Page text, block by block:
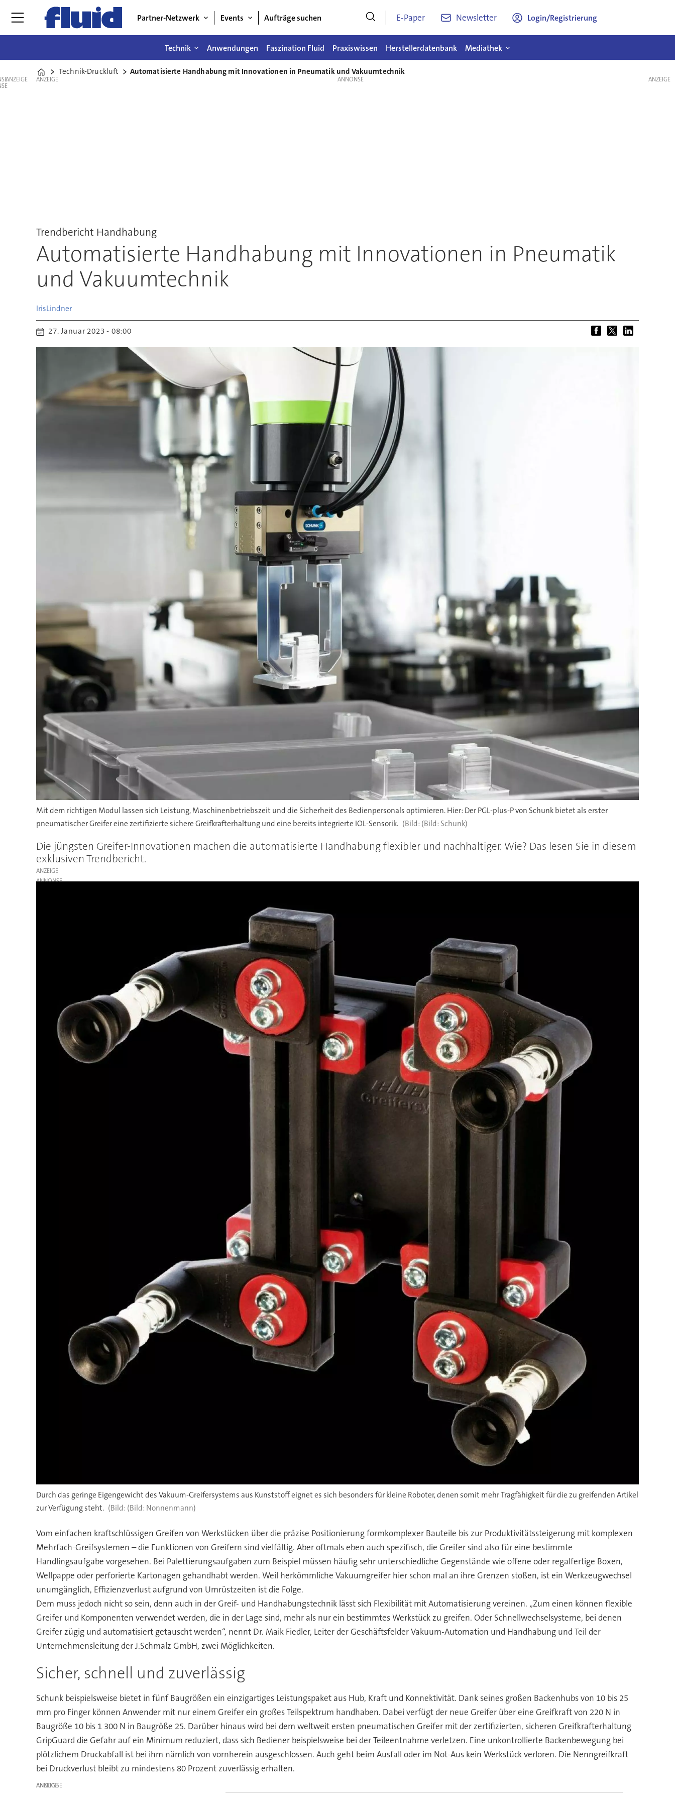
Partner-Netzwerk Events Aufträge suchen E-Paper Newsletter Login/Registrierung
Technik Anwendungen Faszination Fluid Praxiswissen Herstellerdatenbank Mediathek
Home
Technik-Druckluft Automatisierte Handhabung mit Innovationen in Pneumatik und Vakuumtechnik
ANZEIGE ANZEIGE
Trendbericht Handhabung
Automatisierte Handhabung mit Innovationen in Pneumatik
und Vakuumtechnik
IrisLindner
27. Januar 2023 - 08:00
Mit dem richtigen Modul lassen sich Leistung, Maschinenbetriebszeit und die Sicherheit des Bedienpersonals optimieren. Hier: Der PGL-plus-P von Schunk bietet als erster
pneumatischer Greifer eine zertifizierte sichere Greifkrafterhaltung und eine bereits integrierte IOL-Sensorik.
(Bild: Schunk)
Die jüngsten Greifer-Innovationen machen die automatisierte Handhabung flexibler und nachhaltiger. Wie? Das lesen Sie in diesem
exklusiven Trendbericht.
ANZEIGE
Durch das geringe Eigengewicht des Vakuum-Greifersystems aus Kunststoff eignet es sich besonders für kleine Roboter, denen somit mehr Tragfähigkeit für die zu greifenden Artikel
zur Verfügung steht.
(Bild: Nonnenmann)
Vom einfachen kraftschlüssigen Greifen von Werkstücken über die präzise Positionierung formkomplexer Bauteile bis zur Produktivitätssteigerung mit komplexen
Mehrfach-Greifsystemen – die Funktionen von Greifern sind vielfältig. Aber oftmals eben auch spezifisch, die Greifer sind also für eine bestimmte
Handlingsaufgabe vorgesehen. Bei Palettierungsaufgaben zum Beispiel müssen häufig sehr unterschiedliche Gegenstände wie offene oder regalfertige Boxen,
Wellpappe oder perforierte Kartonagen gehandhabt werden. Weil herkömmliche Vakuumgreifer hier schon mal an ihre Grenzen stoßen, ist ein Werkzeugwechsel
unumgänglich, Effizienzverlust aufgrund von Umrüstzeiten ist die Folge.
Dem muss jedoch nicht so sein, denn auch in der Greif- und Handhabungstechnik lässt sich Flexibilität mit Automatisierung vereinen. „Zum einen können flexible
Greifer und Komponenten verwendet werden, die in der Lage sind, mehr als nur ein bestimmtes Werkstück zu greifen. Oder Schnellwechselsysteme, bei denen
Greifer zügig und automatisiert getauscht werden“, nennt Dr. Maik Fiedler, Leiter der Geschäftsfelder Vakuum-Automation und Handhabung und Teil der
Unternehmensleitung der J.Schmalz GmbH, zwei Möglichkeiten.
Sicher, schnell und zuverlässig
Schunk beispielsweise bietet in fünf Baugrößen ein einzigartiges Leistungspaket aus Hub, Kraft und Konnektivität. Dank seines großen Backenhubs von 10 bis 25
mm pro Finger können Anwender mit nur einem Greifer ein großes Teilspektrum handhaben. Dabei verfügt der neue Greifer über eine Greifkraft von 220 N in
Baugröße 10 bis 1 300 N in Baugröße 25. Darüber hinaus wird bei dem weltweit ersten pneumatischen Greifer mit der zertifizierten, sicheren Greifkrafterhaltung
GripGuard die Gefahr auf ein Minimum reduziert, dass sich Bediener beispielsweise bei der Teileentnahme verletzen. Eine unkontrollierte Backenbewegung bei
plötzlichem Druckabfall ist bei ihm nämlich von vornherein ausgeschlossen. Auch geht beim Ausfall oder im Not-Aus kein Werkstück verloren. Die Nenngreifkraft
bei Druckverlust bleibt zu mindestens 80 Prozent zuverlässig erhalten.
ANZEIGE
ANZEIGE